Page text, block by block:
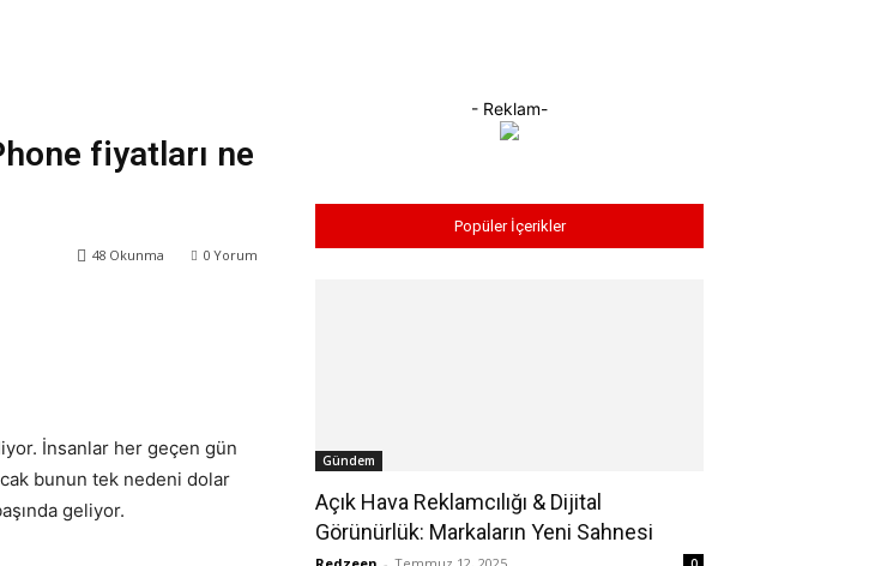
fiyatları ne
0 Yorum
48 Okunma
İnsanlar her geçen gün
bunun tek nedeni dolar
geliyor.
- Reklam-
Popüler İçerikler
Gündem
Açık Hava Reklamcılığı & Dijital
Görünürlük: Markaların Yeni Sahnesi